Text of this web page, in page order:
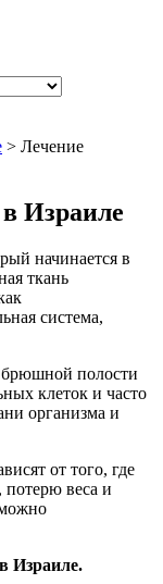
> Лечение
Израиле
начинается в
ткань
система,
брюшной полости
клеток и часто
организма и
от того, где
потерю веса и
Израиле.